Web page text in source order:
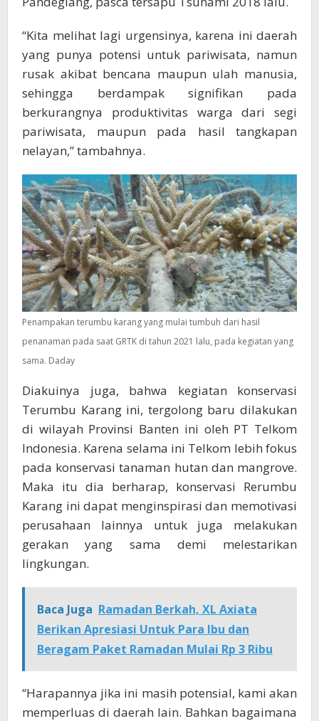
“Kita melihat lagi urgensinya, karena ini daerah
yang punya potensi untuk pariwisata, namun
rusak akibat bencana maupun ulah manusia,
sehingga berdampak signifikan pada
berkurangnya produktivitas warga dari segi
pariwisata, maupun pada hasil tangkapan
nelayan,” tambahnya.
Penampakan terumbu karang yang mulai tumbuh dari hasil
penanaman pada saat GRTK di tahun 2021 lalu, pada kegiatan yang
sama. Daday
Diakuinya juga, bahwa kegiatan konservasi
Terumbu Karang ini, tergolong baru dilakukan
di wilayah Provinsi Banten ini oleh PT Telkom
Indonesia. Karena selama ini Telkom lebih fokus
pada konservasi tanaman hutan dan mangrove.
Maka itu dia berharap, konservasi Rerumbu
Karang ini dapat menginspirasi dan memotivasi
perusahaan lainnya untuk juga melakukan
gerakan yang sama demi melestarikan
lingkungan.
Baca Juga Ramadan Berkah, XL Axiata
Berikan Apresiasi Untuk Para Ibu dan
Beragam Paket Ramadan Mulai Rp 3 Ribu
“Harapannya jika ini masih potensial, kami akan
memperluas di daerah lain. Bahkan bagaimana